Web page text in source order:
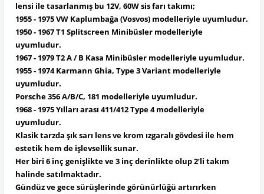
lensi ile tasarlanmış bu 12V, 60W sis farı takımı;
1955 - 1975 VW Kaplumbağa (Vosvos) modelleriyle uyumludur.
1950 - 1967 T1 Splitscreen Minibüsler modelleriyle
uyumludur.
1967 - 1979 T2 A / B Kasa Minibüsler modelleriyle uyumludur.
1955 - 1974 Karmann Ghia, Type 3 Variant modelleriyle
uyumludur.
Porsche 356 A/B/C, 181 modelleriyle uyumludur.
1968 - 1975 Yılları arası 411/412 Type 4 modelleriyle
uyumludur.
Klasik tarzda şık sarı lens ve krom ızgaralı gövdesi ile hem
estetik hem de işlevsellik sunar.
Her biri 6 inç genişlikte ve 3 inç derinlikte olup 2’li takım
halinde satılmaktadır.
Gündüz ve gece sürüşlerinde görünürlüğü artırırken